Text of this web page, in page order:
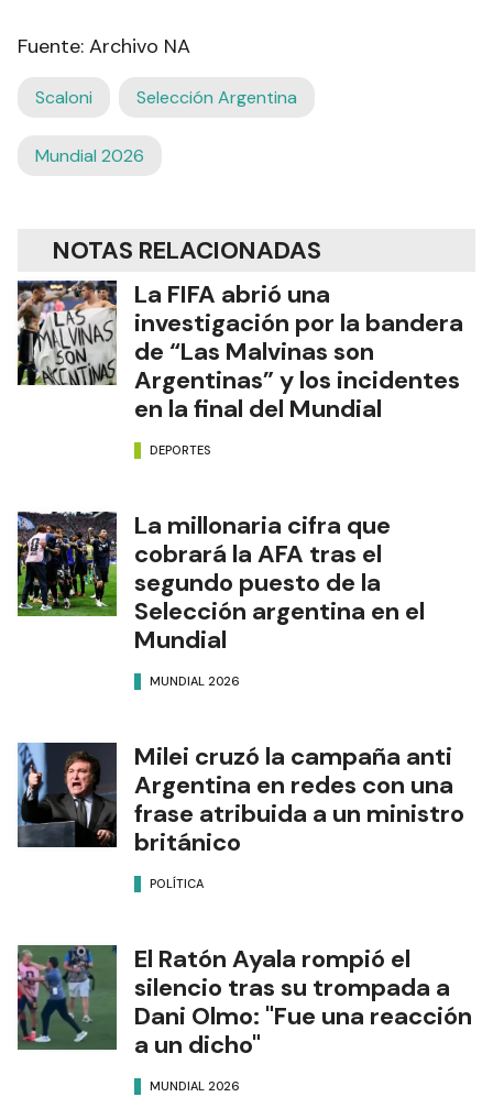
Fuente: Archivo NA
Scaloni Selección Argentina
Mundial 2026
NOTAS RELACIONADAS
La FIFA abrió una
investigación por la bandera
de “Las Malvinas son
Argentinas” y los incidentes
en la final del Mundial
DEPORTES
La millonaria cifra que
cobrará la AFA tras el
segundo puesto de la
Selección argentina en el
Mundial
MUNDIAL 2026
Milei cruzó la campaña anti
Argentina en redes con una
frase atribuida a un ministro
británico
POLÍTICA
El Ratón Ayala rompió el
silencio tras su trompada a
Dani Olmo: "Fue una reacción
a un dicho"
MUNDIAL 2026